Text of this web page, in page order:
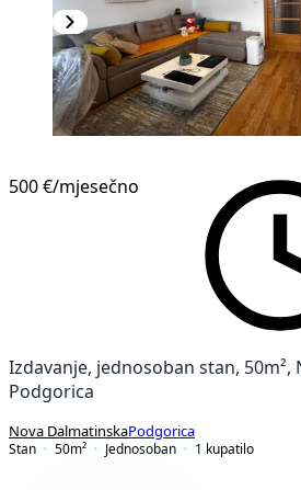
500 €/mjesečno
Izdavanje, jednosoban stan, 50m²,
Podgorica
Nova DalmatinskaPodgorica
Stan
50m² Jednosoban 1 kupatilo